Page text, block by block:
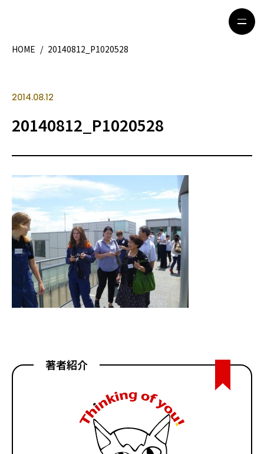
観光ガイド
留学＆キャリア
ライフスタイル
著者一覧
ライター募集
HOME / 20140812_P1020528
2014.08.12
20140812_P1020528
著者紹介